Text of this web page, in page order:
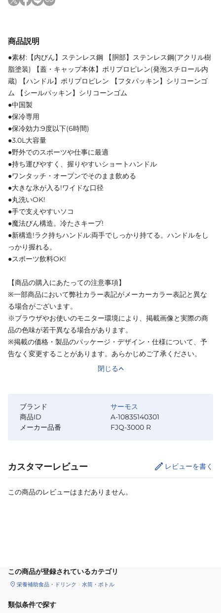
商品説明
●素材:【内びん】ステンレス鋼 【胴部】ステンレス鋼(アクリル樹
脂塗装) 【蓋・キャップ本体】ポリプロピレン(発泡スチロール内
蔵) 【ハンドル】ポリプロピレン 【フタパッキン】シリコーンゴ
ム 【シールパッキン】シリコーンゴム
●中国製
●保冷専用
●保冷効力:9度以下(6時間)
●3.0L大容量
●野外でのスポーツや仕事に最適
●持ち運びやすく、握りやすいショートハンドル
●ワンタッチ・オープンでそのまま飲める
●大きな氷が入る!ワイドな口径
●丸洗いOK!
●手で支えやすいソコ
●魔法びん構造。冷たさキープ!
●新構造!ラク持ちハンドル:両手でしっかり持てる。ハンドルをし
っかり握れる。
●スポーツ飲料OK!
【商品の購入にあたっての注意事項】
※一部商品において弊社カラー表記がメーカーカラー表記と異な
る場合がございます。
※ブラウザやお使いのモニター環境により、掲載画像と実際の商
品の色味が若干異なる場合があります。
※掲載の価格・製品のパッケージ・デザイン・仕様について、予
告なく変更することがあります。あらかじめご了承ください。
閉じる
ブランド
サーモス
商品ID
A-10835140301
メーカー品番
FJQ-3000 R
カスタマーレビュー レビューを書く
この商品のレビューはまだありません。
この商品が登録されているカテゴリ
栄養補助食品・ドリンク 水筒・ボトル
類似条件で探す